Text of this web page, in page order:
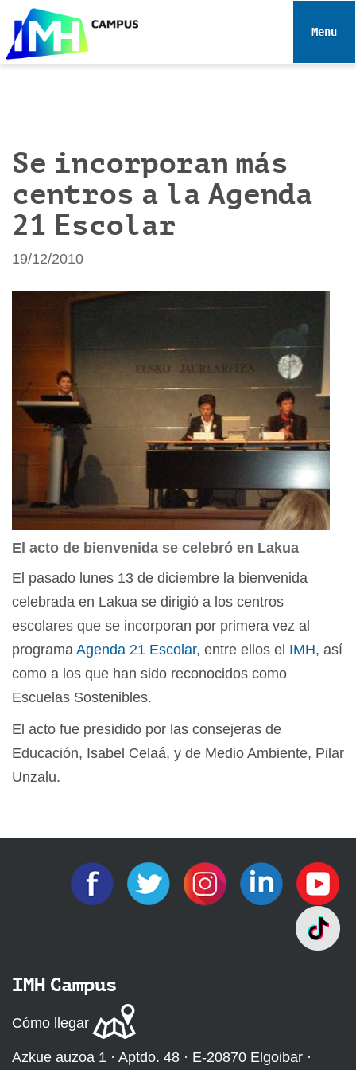
e
Toggle
Se incorporan más
centros a la Agenda
21 Escolar
19/12/2010
El acto de bienvenida se celebró en Lakua
El pasado lunes 13 de diciembre la bienvenida
celebrada en Lakua se dirigió a los centros
escolares que se incorporan por primera vez al
programa Agenda 21 Escolar, entre ellos el IMH, así
como a los que han sido reconocidos como
Escuelas Sostenibles.
El acto fue presidido por las consejeras de
Educación, Isabel Celaá, y de Medio Ambiente, Pilar
Unzalu.
IMH Campus
Cómo llegar
Azkue auzoa 1 · Aptdo. 48 · E-20870 Elgoibar ·